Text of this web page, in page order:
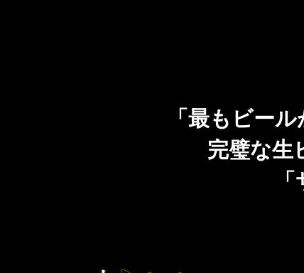
「最もビー
完璧な生